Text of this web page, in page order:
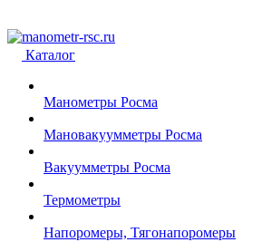
Каталог
Манометры Росма
Мановакуумметры Росма
Вакуумметры Росма
Термометры
Напоромеры, Тягонапоромеры